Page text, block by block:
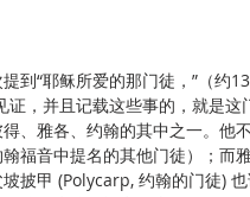
到“耶稣所爱的那门徒，”（约
证，并且记载这些事的，就是
、雅各、约翰的其中之一。他
福音中提名的其他门徒）；而
披甲 (Polycarp, 约翰的门徒) 也